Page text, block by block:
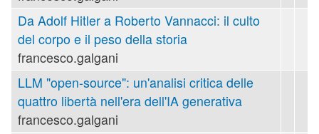
Da Adolf Hitler a Roberto Vannacci: il culto
del corpo e il peso della storia
francesco.galgani
LLM "open-source": un'analisi critica delle
quattro libertà nell'era dell'IA generativa
francesco.galgani